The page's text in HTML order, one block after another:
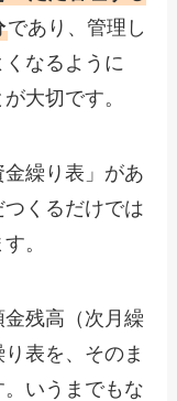
であり、管理し
なるように
大切です。
繰り表」があ
くるだけでは
。
残高（次月繰
表を、そのま
いうまでもな